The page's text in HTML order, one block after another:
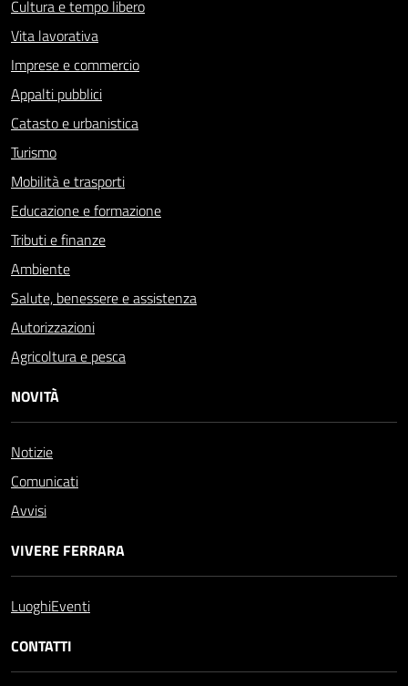
Cultura e tempo libero
Vita lavorativa
Imprese e commercio
Appalti pubblici
Catasto e urbanistica
Turismo
Mobilità e trasporti
Educazione e formazione
Tributi e finanze
Ambiente
Salute, benessere e assistenza
Autorizzazioni
Agricoltura e pesca
NOVITÀ
Notizie
Comunicati
Avvisi
VIVERE FERRARA
LuoghiEventi
CONTATTI